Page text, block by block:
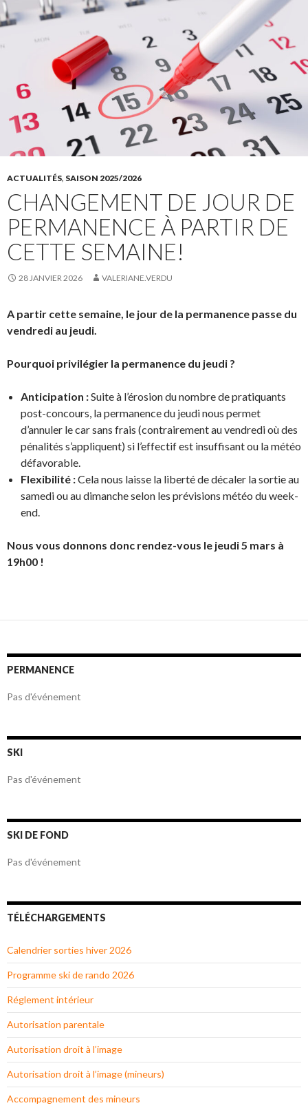
ACTUALITÉS, SAISON 2025/2026
CHANGEMENT DE JOUR DE
PERMANENCE À PARTIR DE
CETTE SEMAINE!
28 JANVIER 2026 VALERIANE.VERDU
A partir cette semaine, le jour de la permanence passe du
vendredi au jeudi.
Pourquoi privilégier la permanence du jeudi ?
Anticipation :Suite à l’érosion du nombre de pratiquants
post-concours, la permanence du jeudi nous permet
d’annuler le car sans frais (contrairement au vendredi où des
pénalités s’appliquent) si l’effectif est insuffisant ou la météo
défavorable.
Flexibilité :Cela nous laisse la liberté de décaler la sortie au
samedi ou au dimanche selon les prévisions météo du week-
end.
Nous vous donnons donc rendez-vous le jeudi 5 mars à
19h00 !
PERMANENCE
Pas d'événement
SKI
Pas d'événement
SKI DE FOND
Pas d'événement
TÉLÉCHARGEMENTS
Calendrier sorties hiver 2026
Programme ski de rando 2026
Réglement intérieur
Autorisation parentale
Autorisation droit à l’image
Autorisation droit à l’image (mineurs)
Accompagnement des mineurs